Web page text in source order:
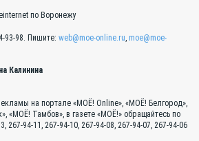
по Воронежу
93-98. Пишите: web@moe-online.ru, moe@moe-
Калинина
на портале «МОЁ! Online», «МОЁ! Белгород»,
«МОЁ! Тамбов», в газете «МОЁ!» обращайтесь по
267-94-11, 267-94-10, 267-94-08, 267-94-07, 267-94-06